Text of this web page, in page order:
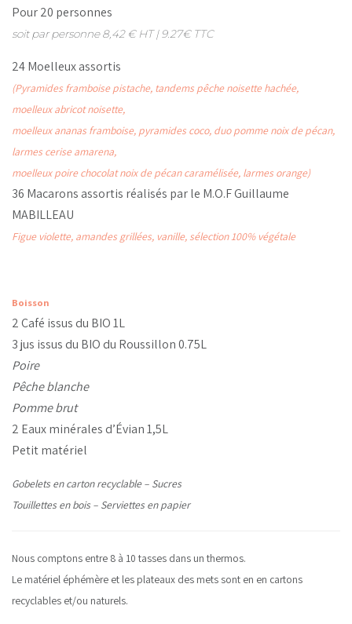
Pour 20 personnes
soit par personne 8,42 € HT | 9.27€ TTC
24 Moelleux assortis
(Pyramides framboise pistache, tandems pêche noisette hachée,
moelleux abricot noisette,
moelleux ananas framboise, pyramides coco, duo pomme noix de pécan,
larmes cerise amarena,
moelleux poire chocolat noix de pécan caramélisée, larmes orange)
36 Macarons assortis réalisés par le M.O.F Guillaume
MABILLEAU
Figue violette, amandes grillées, vanille, sélection 100% végétale
Boisson
2 Café issus du BIO 1L
3 jus issus du BIO du Roussillon 0.75L
Poire
Pêche blanche
Pomme brut
2 Eaux minérales d’Évian 1,5L
Petit matériel
Gobelets en carton recyclable – Sucres
Touillettes en bois – Serviettes en papier
Nous comptons entre 8 à 10 tasses dans un thermos.
Le matériel éphémère et les plateaux des mets sont en en cartons
recyclables et/ou naturels.